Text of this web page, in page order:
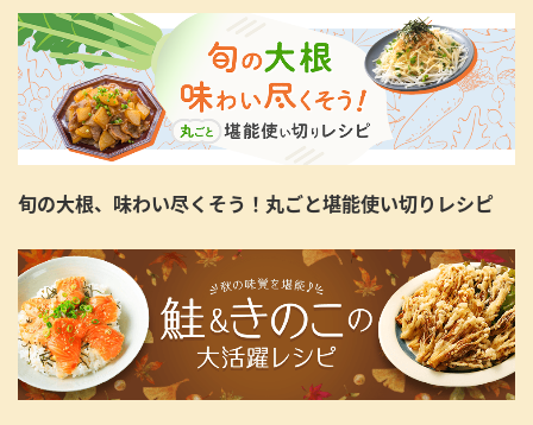
旬の大根、味わい尽くそう！丸ごと堪能使い切りレシピ